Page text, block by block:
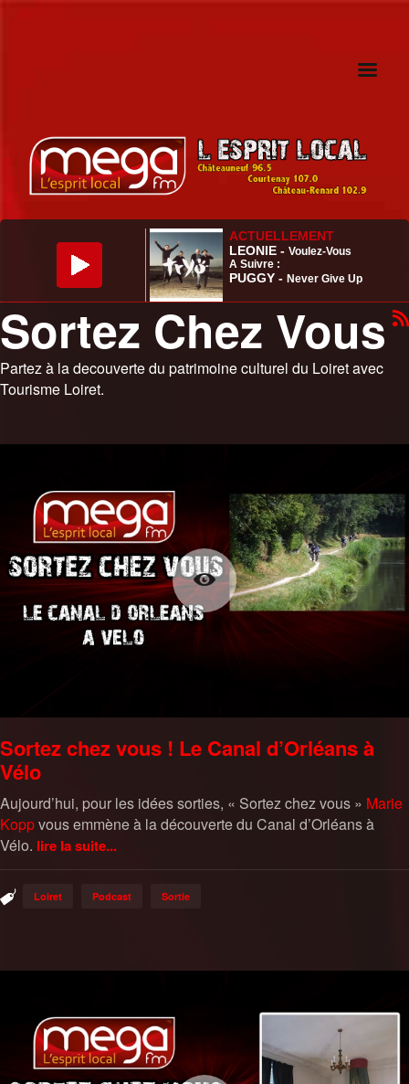
Sortez Chez Vous
Partez à la decouverte du patrimoine culturel du Loiret avec
Tourisme Loiret.
Sortez chez vous ! Le Canal d’Orléans à
Vélo
Aujourd’hui, pour les idées sorties, « Sortez chez vous » Marie
Koppvous emmène à la découverte du Canal d’Orléans à
Vélo. lire la suite...
Loiret Podcast Sortie